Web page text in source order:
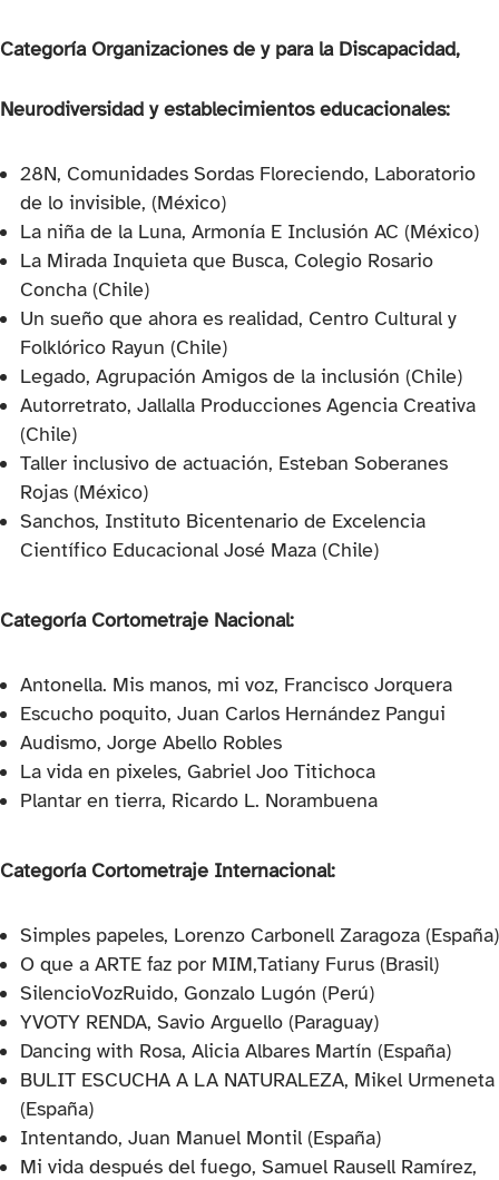
Categoría Organizaciones de y para la Discapacidad,
Neurodiversidad y establecimientos educacionales:
28N, Comunidades Sordas Floreciendo, Laboratorio
de lo invisible, (México)
La niña de la Luna, Armonía E Inclusión AC (México)
La Mirada Inquieta que Busca, Colegio Rosario
Concha (Chile)
Un sueño que ahora es realidad, Centro Cultural y
Folklórico Rayun (Chile)
Legado, Agrupación Amigos de la inclusión (Chile)
Autorretrato, Jallalla Producciones Agencia Creativa
(Chile)
Taller inclusivo de actuación, Esteban Soberanes
Rojas (México)
Sanchos, Instituto Bicentenario de Excelencia
Científico Educacional José Maza (Chile)
Categoría Cortometraje Nacional:
Antonella. Mis manos, mi voz, Francisco Jorquera
Escucho poquito, Juan Carlos Hernández Pangui
Audismo, Jorge Abello Robles
La vida en pixeles, Gabriel Joo Titichoca
Plantar en tierra, Ricardo L. Norambuena
Categoría Cortometraje Internacional:
Simples papeles, Lorenzo Carbonell Zaragoza (España)
O que a ARTE faz por MIM,Tatiany Furus (Brasil)
SilencioVozRuido, Gonzalo Lugón (Perú)
YVOTY RENDA, Savio Arguello (Paraguay)
Dancing with Rosa, Alicia Albares Martín (España)
BULIT ESCUCHA A LA NATURALEZA, Mikel Urmeneta
(España)
Intentando, Juan Manuel Montil (España)
Mi vida después del fuego, Samuel Rausell Ramírez,